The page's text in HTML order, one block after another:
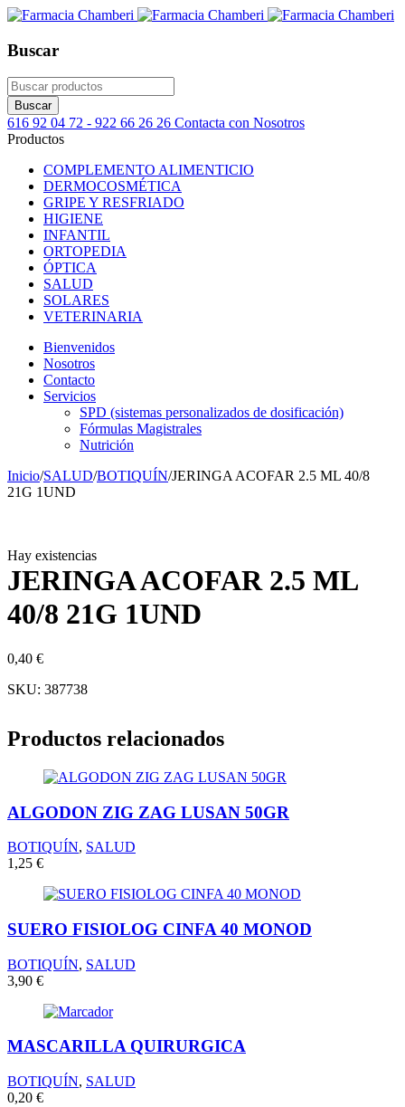
Buscar
616 92 04 72 - 922 66 26 26 Contacta con Nosotros
Productos
COMPLEMENTO ALIMENTICIO
DERMOCOSMÉTICA
GRIPE Y RESFRIADO
HIGIENE
INFANTIL
ORTOPEDIA
ÓPTICA
SALUD
SOLARES
VETERINARIA
Bienvenidos
Nosotros
Contacto
Servicios
SPD (sistemas personalizados de dosificación)
Fórmulas Magistrales
Nutrición
Inicio/SALUD/BOTIQUÍN/JERINGA ACOFAR 2.5 ML 40/8
21G 1UND
Hay existencias
JERINGA ACOFAR 2.5 ML
40/8 21G 1UND
0,40 €
SKU: 387738
Productos relacionados
ALGODON ZIG ZAG LUSAN 50GR
BOTIQUÍN, SALUD
1,25 €
SUERO FISIOLOG CINFA 40 MONOD
BOTIQUÍN, SALUD
3,90 €
MASCARILLA QUIRURGICA
BOTIQUÍN, SALUD
0,20 €